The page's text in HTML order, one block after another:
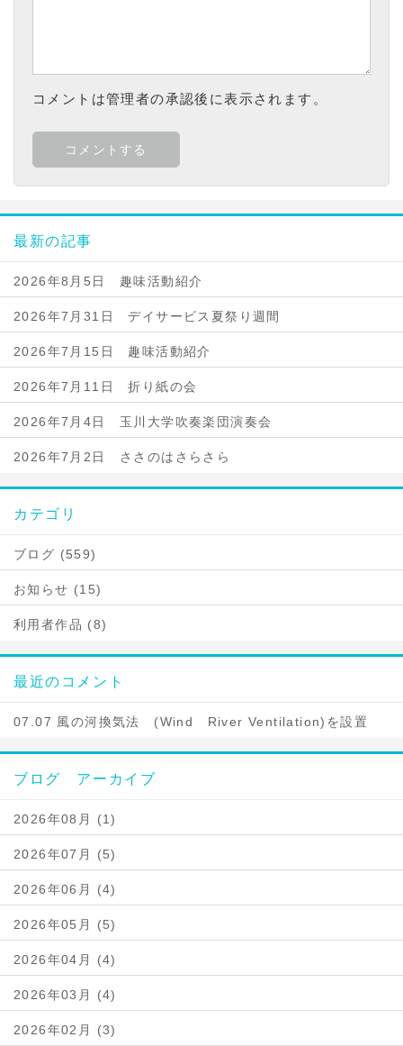
コメントは管理者の承認後に表示されます。
最新の記事
2026年8月5日 趣味活動紹介
2026年7月31日 デイサービス夏祭り週間
2026年7月15日 趣味活動紹介
2026年7月11日 折り紙の会
2026年7月4日 玉川大学吹奏楽団演奏会
2026年7月2日 ささのはさらさら
カテゴリ
ブログ (559)
お知らせ (15)
利用者作品 (8)
最近のコメント
07.07 風の河換気法 (Wind River Ventilation)を設置
ブログ アーカイブ
2026年08月 (1)
2026年07月 (5)
2026年06月 (4)
2026年05月 (5)
2026年04月 (4)
2026年03月 (4)
2026年02月 (3)